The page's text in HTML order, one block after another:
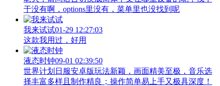
于没有啊，options里没有，菜单里也没找到呢
我来试试01-29 12:27:03
这款我用过，好用
液态时钟09-01 02:39:50
世界计划日服安卓版玩法新颖，画面精美至极，音乐选
择丰富多样且制作精良；操作简单易上手又极具深度！